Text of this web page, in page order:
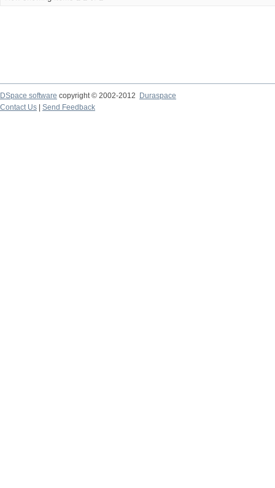
DSpace software copyright © 2002-2012
Duraspace
Contact Us
Send Feedback